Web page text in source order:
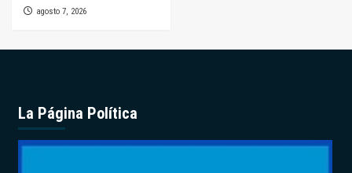
agosto 7, 2026
La Página Política